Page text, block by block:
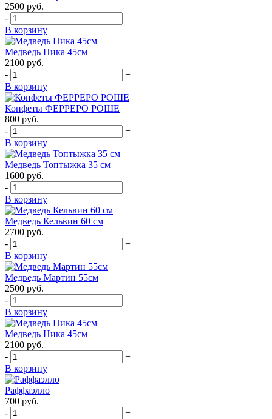
2500 руб.
-
+
В корзину
Медведь Ника 45см
2100 руб.
-
+
В корзину
Конфеты ФЕРРЕРО РОШЕ
800 руб.
-
+
В корзину
Медведь Топтыжка 35 см
1600 руб.
-
+
В корзину
Медведь Кельвин 60 см
2700 руб.
-
+
В корзину
Медведь Мартин 55см
2500 руб.
-
+
В корзину
Медведь Ника 45см
2100 руб.
-
+
В корзину
Раффаэлло
700 руб.
-
+